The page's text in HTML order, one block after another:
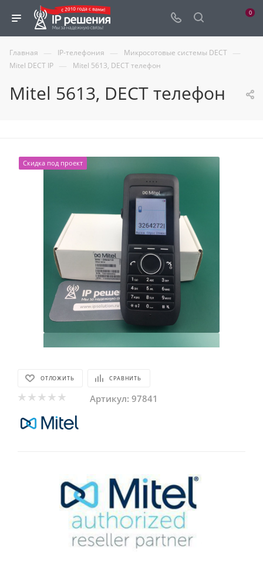
0
Главная — IP-телефония — Микросотовые системы DECT —
Mitel DECT IP — Mitel 5613, DECT телефон
Mitel 5613, DECT телефон
Скидка под проект
ОТЛОЖИТЬ СРАВНИТЬ
Артикул: 97841